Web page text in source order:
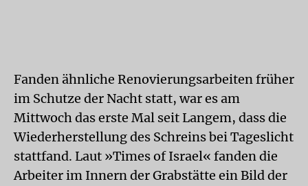
Fanden ähnliche Renovierungsarbeiten früher
im Schutze der Nacht statt, war es am
Mittwoch das erste Mal seit Langem, dass die
Wiederherstellung des Schreins bei Tageslicht
stattfand. Laut »Times of Israel« fanden die
Arbeiter im Innern der Grabstätte ein Bild der